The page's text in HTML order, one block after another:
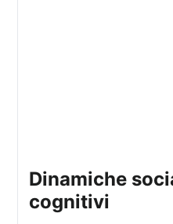
dinamiche sociali e bias
cognitivi